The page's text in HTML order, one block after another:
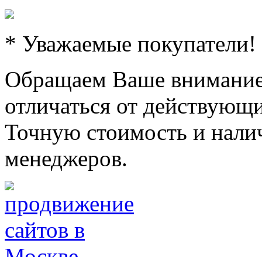
* Уважаемые покупатели!
Обращаем Ваше
отличаться от
Точную стоимость и
менеджеров.